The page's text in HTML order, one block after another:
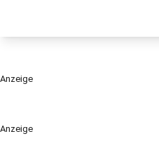
Anzeige
Anzeige